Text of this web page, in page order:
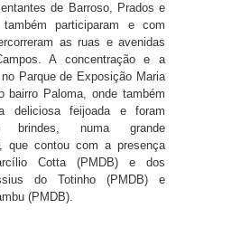
de Barroso, Prados e
também participaram e com
as ruas e avenidas
A concentração e a
Parque de Exposição Maria
bairro Paloma, onde também
deliciosa feijoada e foram
brindes, numa grande
que contou com a presença
Cotta (PMDB) e dos
do Totinho (PMDB) e
(PMDB).